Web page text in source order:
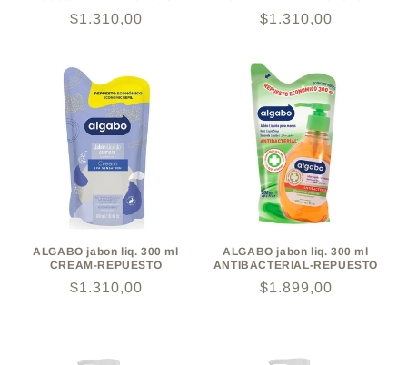
Precio
$1.310,00
Precio
$1.310,00
ALGABO jabon liq. 300 ml
CREAM-REPUESTO
Precio
$1.310,00
ALGABO jabon liq. 300 ml
ANTIBACTERIAL-REPUESTO
Precio
$1.899,00